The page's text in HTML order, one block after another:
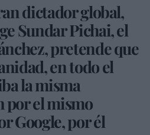
dictador global,
Sundar Pichai, el
pretende que
en todo el
la misma
el mismo
Google, por él